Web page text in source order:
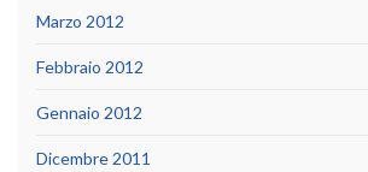
Marzo 2012
Febbraio 2012
Gennaio 2012
Dicembre 2011